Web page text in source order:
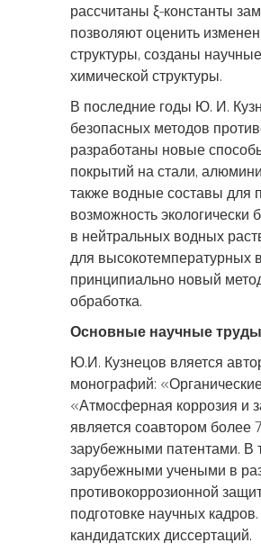
рассчитаны ξ-константы
позволяют оценить
структуры, созданы
химической структуры.
В последние годы Ю. И.
безопасных методов
разработаны новые
покрытий на стали,
также водные составы для
возможность
в нейтральных водных
для высокотемпературных
принципиально новый
обработка.
Основные научные труды
Ю.И. Кузнецов вляется
монографий:
«Атмосферная коррозия и
является соавтором
зарубежными патентами. В
зарубежными учеными в
противокоррозионной
подготовке научных
кандидатских диссертаций.